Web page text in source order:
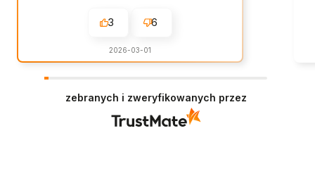
3 6
2026-03-01
zebranych i zweryfikowanych przez